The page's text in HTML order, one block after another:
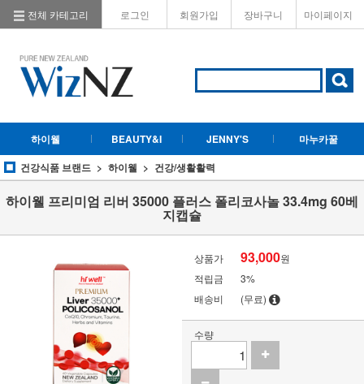
전체 카테고리 로그인 회원가입 장바구니 마이페이지
하이웰 BEAUTY&I JENNY'S
마누카꿀
건강식품 브랜드
하이웰 건강/생활활력
하이웰 프리미엄 리버 35000 플러스 폴리코사놀 33.4mg 60베
지캡슐
상품가 93,000원
적립금
3%
배송비
(무료)
수량